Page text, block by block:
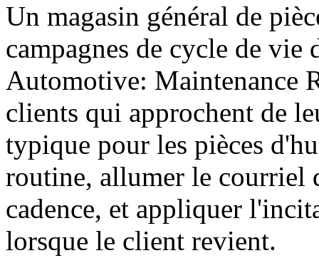
Un magasin général de
campagnes de cycle de
Automotive: Maintenance
clients qui approchent de
typique pour les pièces
routine, allumer le courriel
cadence, et appliquer
lorsque le client revient.